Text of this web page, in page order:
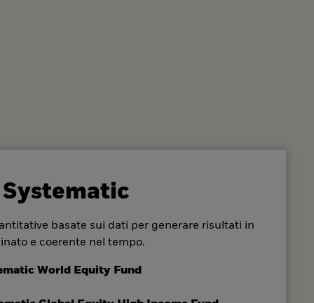
Systematic
basate sui dati per generare risultati in
e coerente nel tempo.
World Equity Fund